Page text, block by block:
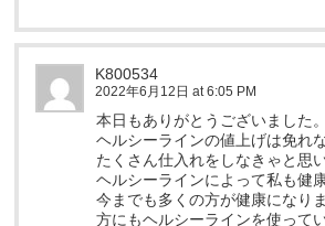
K800534
2022年6月12日 at 6:05 PM
本日もありがとうございました。
ヘルシーラインの値上げは免れ
たくさん仕入れをしなきゃと思
ヘルシーラインによって私も健
今までも多くの方が健康になり
方にもヘルシーラインを使って